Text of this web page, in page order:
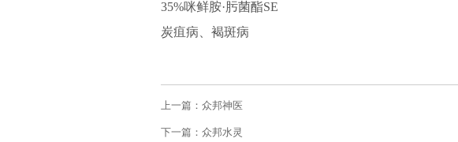
35%咪鲜胺·肟菌酯SE
炭疽病、褐斑病
上一篇：众邦神医
下一篇：众邦水灵